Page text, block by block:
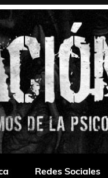
Redes Sociales